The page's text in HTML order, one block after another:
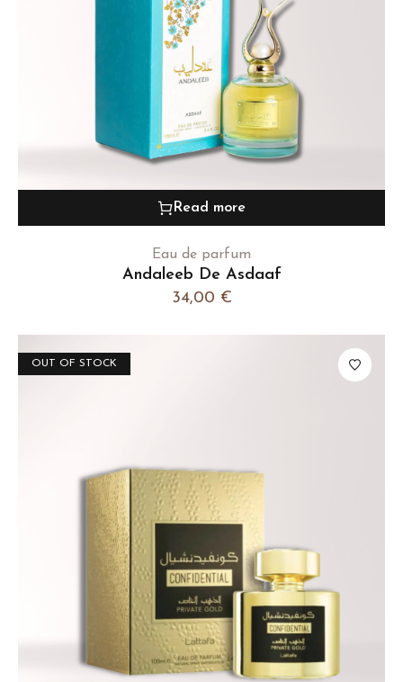
Read more
Eau de parfum
Andaleeb De Asdaaf
34,00 €
OUT OF STOCK